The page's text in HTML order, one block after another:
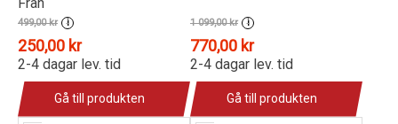
499,00 kr i
250,00 kr
2-4 dagar lev. tid
Gå till produkten
1 099,00 kr i
770,00 kr
2-4 dagar lev. tid
Gå till produkten